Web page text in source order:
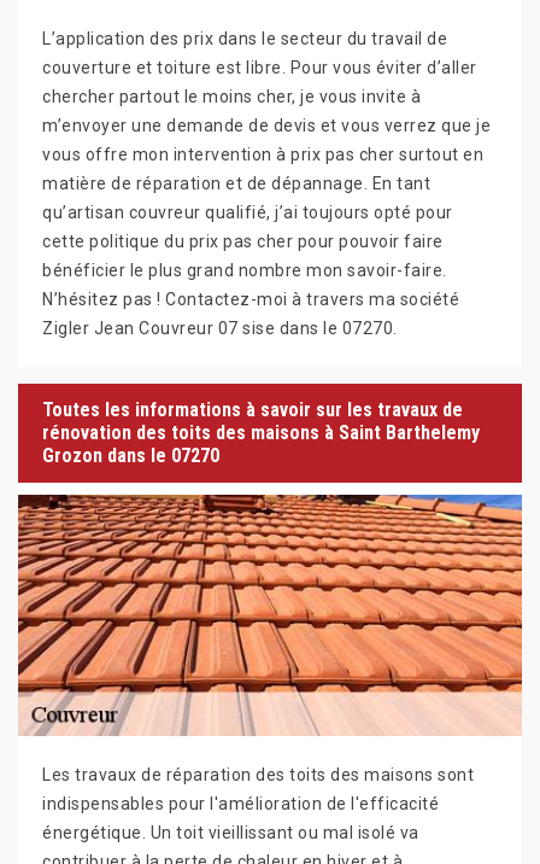
L’application des prix dans le secteur du travail de
couverture et toiture est libre. Pour vous éviter d’aller
chercher partout le moins cher, je vous invite à
m’envoyer une demande de devis et vous verrez que je
vous offre mon intervention à prix pas cher surtout en
matière de réparation et de dépannage. En tant
qu’artisan couvreur qualifié, j’ai toujours opté pour
cette politique du prix pas cher pour pouvoir faire
bénéficier le plus grand nombre mon savoir-faire.
N’hésitez pas ! Contactez-moi à travers ma société
Zigler Jean Couvreur 07 sise dans le 07270.
Toutes les informations à savoir sur les travaux de
rénovation des toits des maisons à Saint Barthelemy
Grozon dans le 07270
Les travaux de réparation des toits des maisons sont
indispensables pour l'amélioration de l'efficacité
énergétique. Un toit vieillissant ou mal isolé va